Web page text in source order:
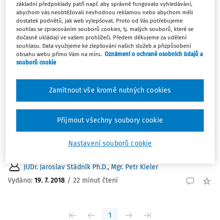
Řadit podle:
Nejnovější
Nejstarší
ČLÁNKY
Rozhodnutí o zákazu dle zákona o inspekci
Článek se zabývá povahou, smyslem a procesním
postupem při ukládání rozhodnutí o zákazu inspektorem
určité míry zasáhnout do samotné kontinuity
zaměstnavatelem vykonávané práce a ve svém důsledku
JUDr. Jaroslav Stádník Ph.D., Mgr. Petr Kieler
Vydáno: 19. 7. 2018 / 22 minut čtení
1
základní předpoklady patří např. aby správně fungovalo vyhledávání,
abychom vás neobtěžovali nevhodnou reklamou nebo abychom měli
dostatek podnětů, jak web vylepšovat. Proto od Vás potřebujeme
souhlas se zpracováním souborů cookies, tj. malých souborů, které se
dočasně ukládají ve vašem prohlížeči. Předem děkujeme za udělení
souhlasu. Data využijeme ke zlepšování našich služeb a přizpůsobení
obsahu webu přímo Vám na míru. Oznámení o ochraně osobních údajů a
souborů cookie
Nastavení souborů cookie
Zamítnout vše kromě nutných cookies
Přijmout všechny soubory cookie